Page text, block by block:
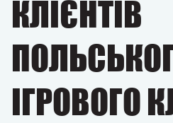
КЛІЄНТІВ
ІГРОВОГО